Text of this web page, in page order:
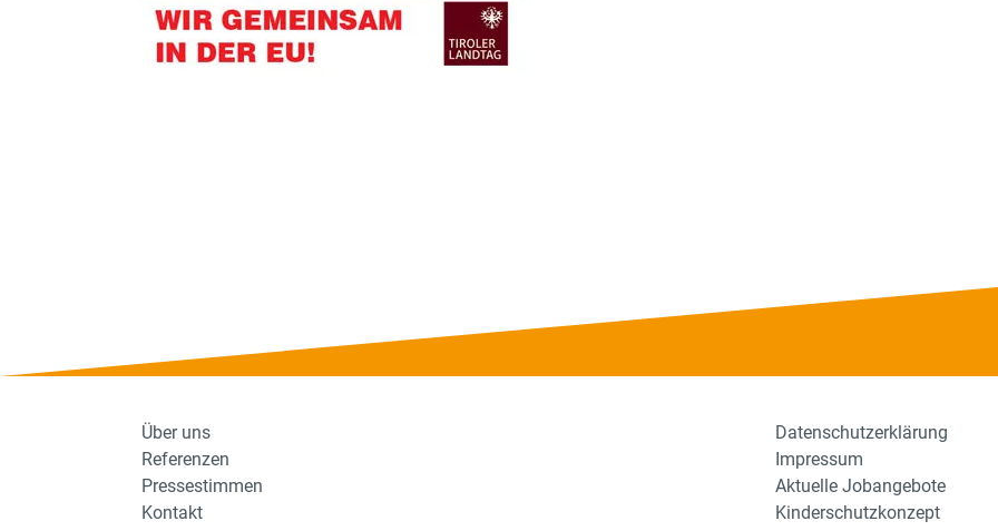
Über uns
Referenzen
Pressestimmen
Kontakt
Datenschutzerklärung
Impressum
Aktuelle Jobangebote
Kinderschutzkonzept